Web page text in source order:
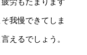
労もたまります
我慢できてしま
えるでしょう。